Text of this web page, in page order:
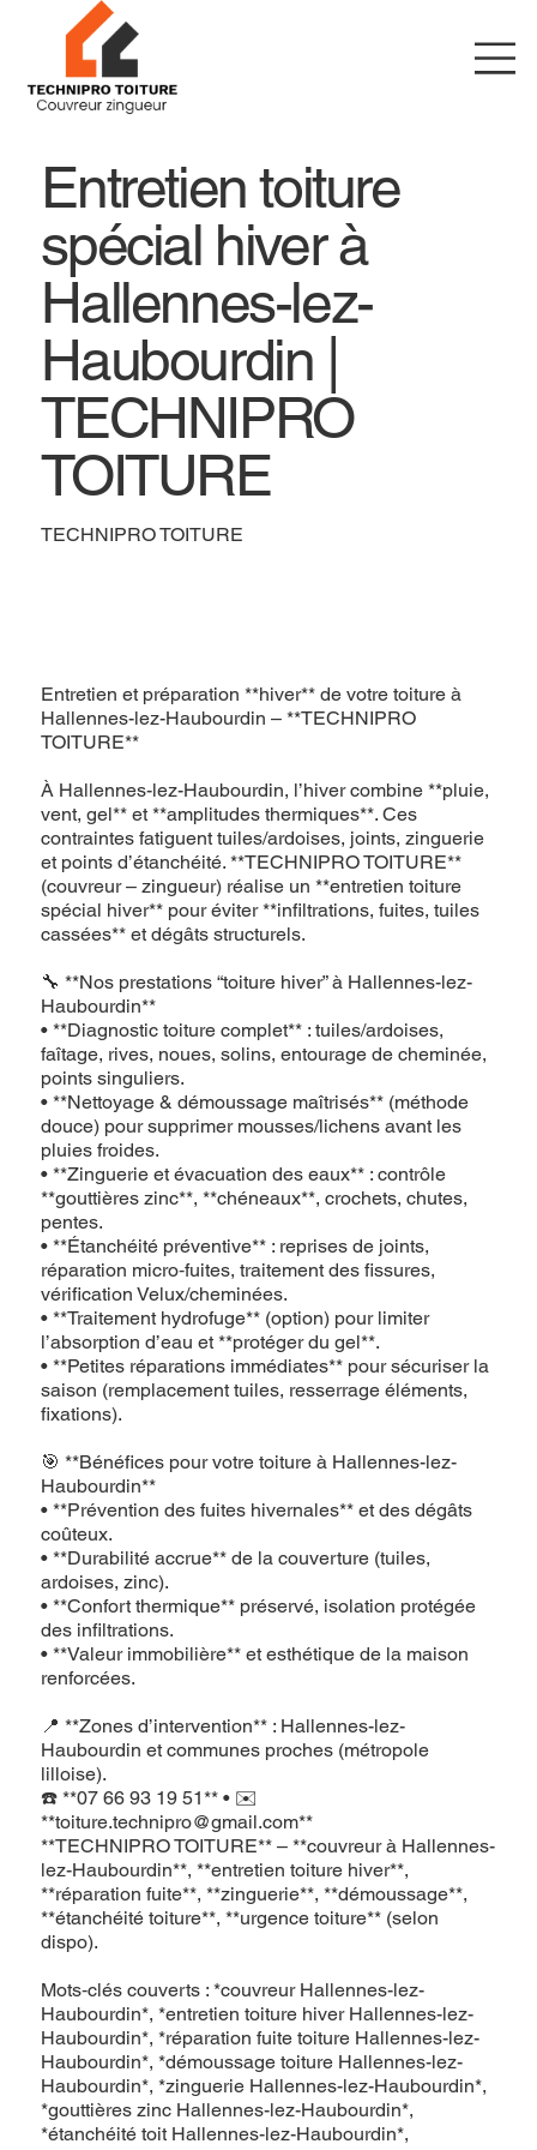
Entretien toiture
spécial hiver à
Hallennes-lez-
Haubourdin |
TECHNIPRO
TOITURE
TECHNIPRO TOITURE
Entretien et préparation **hiver** de votre toiture à
Hallennes-lez-Haubourdin – **TECHNIPRO
TOITURE**
À Hallennes-lez-Haubourdin, l’hiver combine **pluie,
vent, gel** et **amplitudes thermiques**. Ces
contraintes fatiguent tuiles/ardoises, joints, zinguerie
et points d’étanchéité. **TECHNIPRO TOITURE**
(couvreur – zingueur) réalise un **entretien toiture
spécial hiver** pour éviter **infiltrations, fuites, tuiles
cassées** et dégâts structurels.
🔧 **Nos prestations “toiture hiver” à Hallennes-lez-
Haubourdin**
• **Diagnostic toiture complet** : tuiles/ardoises,
faîtage, rives, noues, solins, entourage de cheminée,
points singuliers.
• **Nettoyage & démoussage maîtrisés** (méthode
douce) pour supprimer mousses/lichens avant les
pluies froides.
• **Zinguerie et évacuation des eaux** : contrôle
**gouttières zinc**, **chéneaux**, crochets, chutes,
pentes.
• **Étanchéité préventive** : reprises de joints,
réparation micro‑fuites, traitement des fissures,
vérification Velux/cheminées.
• **Traitement hydrofuge** (option) pour limiter
l’absorption d’eau et **protéger du gel**.
• **Petites réparations immédiates** pour sécuriser la
saison (remplacement tuiles, resserrage éléments,
fixations).
🎯 **Bénéfices pour votre toiture à Hallennes-lez-
Haubourdin**
• **Prévention des fuites hivernales** et des dégâts
coûteux.
• **Durabilité accrue** de la couverture (tuiles,
ardoises, zinc).
• **Confort thermique** préservé, isolation protégée
des infiltrations.
• **Valeur immobilière** et esthétique de la maison
renforcées.
📍 **Zones d’intervention** : Hallennes-lez-
Haubourdin et communes proches (métropole
lilloise).
☎️ **07 66 93 19 51** • ✉️
**toiture.technipro@gmail.com**
**TECHNIPRO TOITURE** – **couvreur à Hallennes-
lez-Haubourdin**, **entretien toiture hiver**,
**réparation fuite**, **zinguerie**, **démoussage**,
**étanchéité toiture**, **urgence toiture** (selon
dispo).
Mots‑clés couverts : *couvreur Hallennes-lez-
Haubourdin*, *entretien toiture hiver Hallennes-lez-
Haubourdin*, *réparation fuite toiture Hallennes-lez-
Haubourdin*, *démoussage toiture Hallennes-lez-
Haubourdin*, *zinguerie Hallennes-lez-Haubourdin*,
*gouttières zinc Hallennes-lez-Haubourdin*,
*étanchéité toit Hallennes-lez-Haubourdin*,